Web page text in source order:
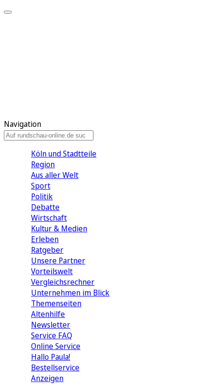
Navigation
Köln und Stadtteile
Region
Aus aller Welt
Sport
Politik
Debatte
Wirtschaft
Kultur & Medien
Erleben
Ratgeber
Unsere Partner
Vorteilswelt
Vergleichsrechner
Unternehmen im Blick
Themenseiten
Altenhilfe
Newsletter
Service FAQ
Online Service
Hallo Paula!
Bestellservice
Anzeigen